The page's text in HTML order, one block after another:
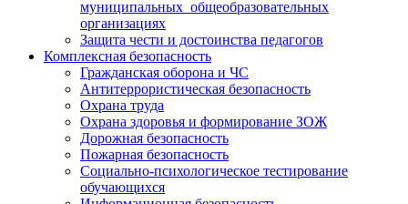
муниципальных общеобразовательных
организациях
Защита чести и достоинства педагогов
Комплексная безопасность
Гражданская оборона и ЧС
Антитеррористическая безопасность
Охрана труда
Охрана здоровья и формирование ЗОЖ
Дорожная безопасность
Пожарная безопасность
Социально-психологическое тестирование
обучающихся